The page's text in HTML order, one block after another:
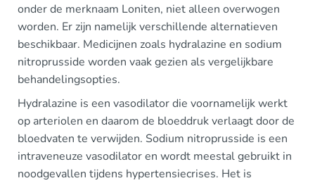
onder de merknaam Loniten, niet alleen overwogen
worden. Er zijn namelijk verschillende alternatieven
beschikbaar. Medicijnen zoals hydralazine en sodium
nitroprusside worden vaak gezien als vergelijkbare
behandelingsopties.
Hydralazine is een vasodilator die voornamelijk werkt
op arteriolen en daarom de bloeddruk verlaagt door de
bloedvaten te verwijden. Sodium nitroprusside is een
intraveneuze vasodilator en wordt meestal gebruikt in
noodgevallen tijdens hypertensiecrises. Het is